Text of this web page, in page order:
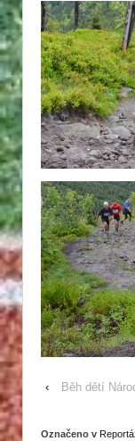
‹
Běh dětí
Označeno v